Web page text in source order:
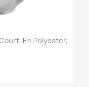
En Polyester,